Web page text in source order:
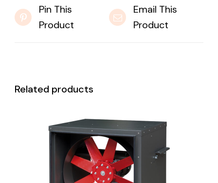
Pin This
Product
Email This
Product
Related products